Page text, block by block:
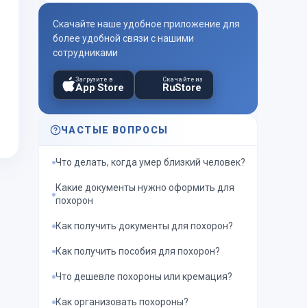
Скачайте наше удобное приложение для
более удобной связи с нашими
сотрудниками
Загрузите в
App Store
Скачайте из
RuStore
ЧАСТЫЕ ВОПРОСЫ
Что делать, когда умер близкий человек?
Какие документы нужно оформить для
похорон
Как получить документы для похорон?
Как получить пособия для похорон?
Что дешевле похороны или кремация?
Как организовать похороны?